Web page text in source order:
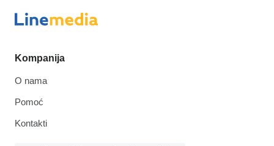
Kompanija
O nama
Pomoć
Kontakti